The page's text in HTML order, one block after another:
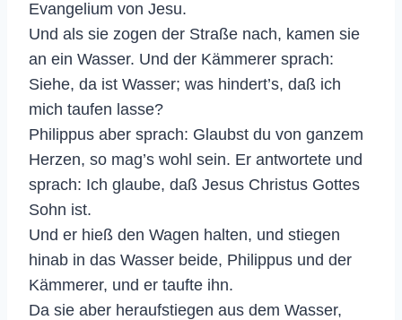
Evangelium von Jesu.
Und als sie zogen der Straße nach, kamen sie
an ein Wasser. Und der Kämmerer sprach:
Siehe, da ist Wasser; was hindert’s, daß ich
mich taufen lasse?
Philippus aber sprach: Glaubst du von ganzem
Herzen, so mag’s wohl sein. Er antwortete und
sprach: Ich glaube, daß Jesus Christus Gottes
Sohn ist.
Und er hieß den Wagen halten, und stiegen
hinab in das Wasser beide, Philippus und der
Kämmerer, und er taufte ihn.
Da sie aber heraufstiegen aus dem Wasser,